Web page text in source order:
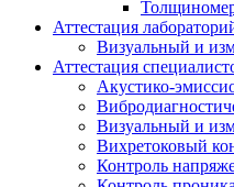
Аттестация
Визуальный и
Аттестация
Акустико-
Визуальный и
Вихретоковый
Контроль